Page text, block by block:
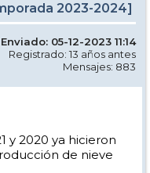
2023-2024]
Enviado: 05-12-2023 11:14
Registrado: 13 años antes
Mensajes: 883
y 2020 ya hicieron
de nieve